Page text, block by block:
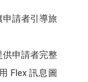
申請者引導旅
供申請者完整
Flex 訊息圖